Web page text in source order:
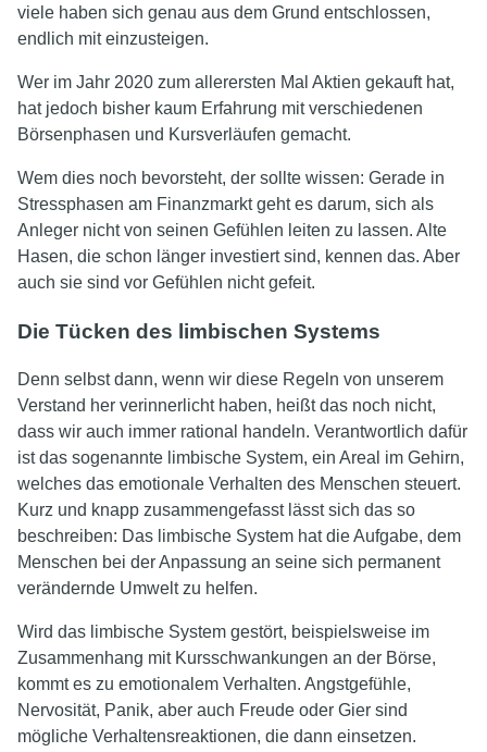
viele haben sich genau aus dem Grund entschlossen,
endlich mit einzusteigen.
Wer im Jahr 2020 zum allerersten Mal Aktien gekauft hat,
hat jedoch bisher kaum Erfahrung mit verschiedenen
Börsenphasen und Kursverläufen gemacht.
Wem dies noch bevorsteht, der sollte wissen: Gerade in
Stressphasen am Finanzmarkt geht es darum, sich als
Anleger nicht von seinen Gefühlen leiten zu lassen. Alte
Hasen, die schon länger investiert sind, kennen das. Aber
auch sie sind vor Gefühlen nicht gefeit.
Die Tücken des limbischen Systems
Denn selbst dann, wenn wir diese Regeln von unserem
Verstand her verinnerlicht haben, heißt das noch nicht,
dass wir auch immer rational handeln. Verantwortlich dafür
ist das sogenannte limbische System, ein Areal im Gehirn,
welches das emotionale Verhalten des Menschen steuert.
Kurz und knapp zusammengefasst lässt sich das so
beschreiben: Das limbische System hat die Aufgabe, dem
Menschen bei der Anpassung an seine sich permanent
verändernde Umwelt zu helfen.
Wird das limbische System gestört, beispielsweise im
Zusammenhang mit Kursschwankungen an der Börse,
kommt es zu emotionalem Verhalten. Angstgefühle,
Nervosität, Panik, aber auch Freude oder Gier sind
mögliche Verhaltensreaktionen, die dann einsetzen.